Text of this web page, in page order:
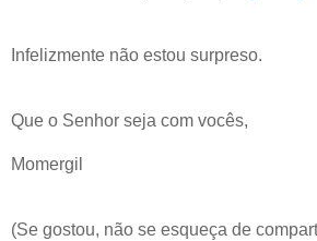
Infelizmente não estou surpreso.
Que o Senhor seja com vocês,
Momergil
(Se gostou, não se esqueça de